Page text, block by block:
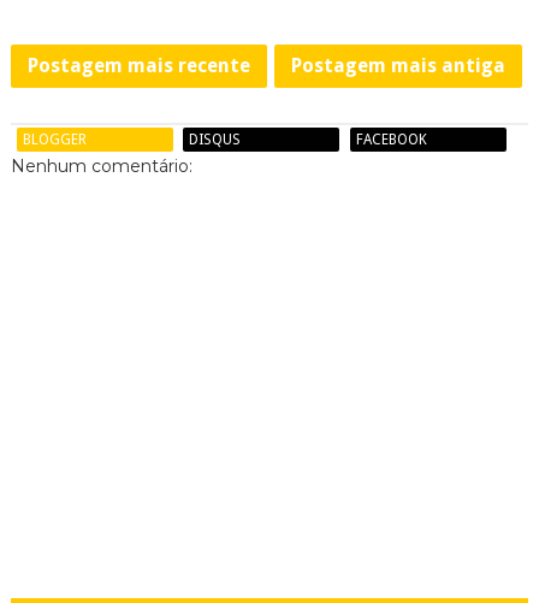
Postagem mais recente Postagem mais antiga
BLOGGER DISQUS FACEBOOK
Nenhum comentário: